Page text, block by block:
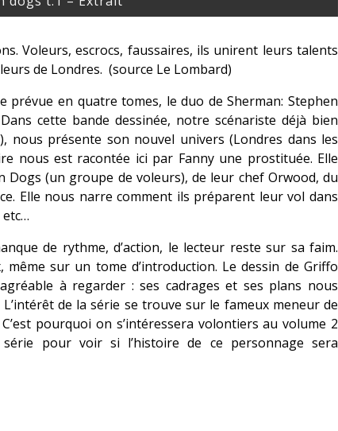
Voleurs, escrocs, faussaires, ils unirent leurs talents
de Londres. (source Le Lombard)
en quatre tomes, le duo de Sherman: Stephen
cette bande dessinée, notre scénariste déjà bien
nous présente son nouvel univers (Londres dans les
nous est racontée ici par Fanny une prostituée. Elle
Dogs (un groupe de voleurs), de leur chef Orwood, du
Elle nous narre comment ils préparent leur vol dans
etc…
de rythme, d’action, le lecteur reste sur sa faim.
sur un tome d’introduction. Le dessin de Griffo
à regarder : ses cadrages et ses plans nous
de la série se trouve sur le fameux meneur de
pourquoi on s’intéressera volontiers au volume 2
pour voir si l’histoire de ce personnage sera